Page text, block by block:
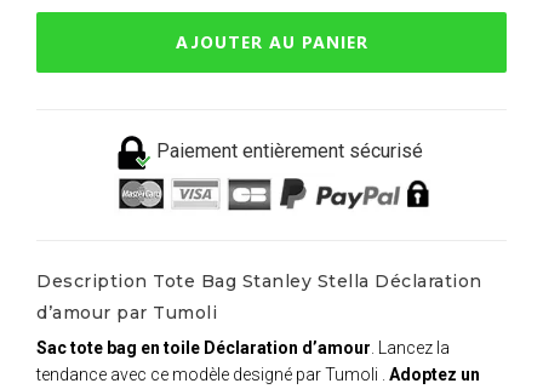
AJOUTER AU PANIER
Paiement entièrement sécurisé
Description Tote Bag Stanley Stella Déclaration
d’amour par Tumoli
Sac tote bag en toile Déclaration d’amour . Lancez la
tendance avec ce modèle designé par Tumoli . Adoptez un